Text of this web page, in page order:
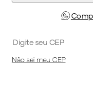
Não sei meu CEP